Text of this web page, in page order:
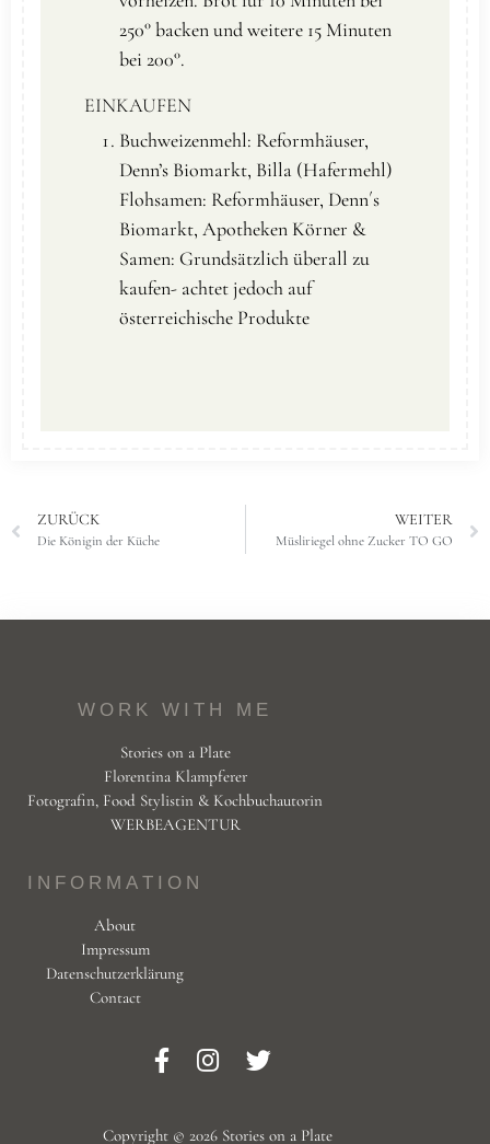
250° backen und weitere 15 Minuten
bei 200°.
EINKAUFEN
Buchweizenmehl: Reformhäuser,
Denn’s Biomarkt, Billa (Hafermehl)
Flohsamen: Reformhäuser, Denn´s
Biomarkt, Apotheken Körner &
Samen: Grundsätzlich überall zu
kaufen- achtet jedoch auf
österreichische Produkte
ZURÜCK
Die Königin der Küche
WEITER
Müsliriegel ohne Zucker TO GO
WORK WITH ME
Stories on a Plate
Florentina Klampferer
Fotografin, Food Stylistin & Kochbuchautorin
WERBEAGENTUR
INFORMATION
About
Impressum
Datenschutzerklärung
Contact
Copyright © 2026 Stories on a Plate